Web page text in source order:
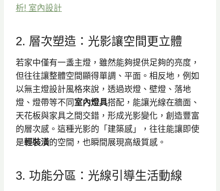
析! 室內設計
2. 層次塑造：光影讓空間更立體
若家中僅有一盞主燈，雖然能夠提供足夠的亮度，
但往往讓整體空間顯得單調、平面。相反地，例如
以無主燈設計風格來說，透過崁燈、壁燈、落地
燈、燈帶等不同室內燈具搭配，能讓光線在牆面、
天花板與家具之間交錯，形成光影變化，創造豐富
的層次感。這種光影的「建築感」，往往能讓即使
是輕裝潢的空間，也瞬間展現高級質感。
3. 功能分區：光線引導生活動線